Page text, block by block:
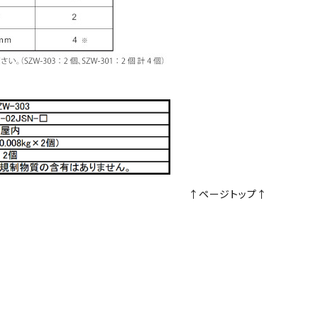
↑ページトップ↑